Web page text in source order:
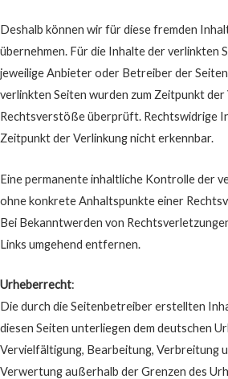
Deshalb können wir für diese fremden
übernehmen. Für die Inhalte der verlinkten
jeweilige Anbieter oder Betreiber der
verlinkten Seiten wurden zum Zeitpunkt
Rechtsverstöße überprüft. Rechtswidrige
Zeitpunkt der Verlinkung nicht erkennbar.
Eine permanente inhaltliche Kontrolle der
ohne konkrete Anhaltspunkte einer
Bei Bekanntwerden von
Links umgehend entfernen.
Urheberrecht:
Die durch die Seitenbetreiber erstellten
diesen Seiten unterliegen dem deutschen
Vervielfältigung, Bearbeitung, Verbreitung
Verwertung außerhalb der Grenzen des